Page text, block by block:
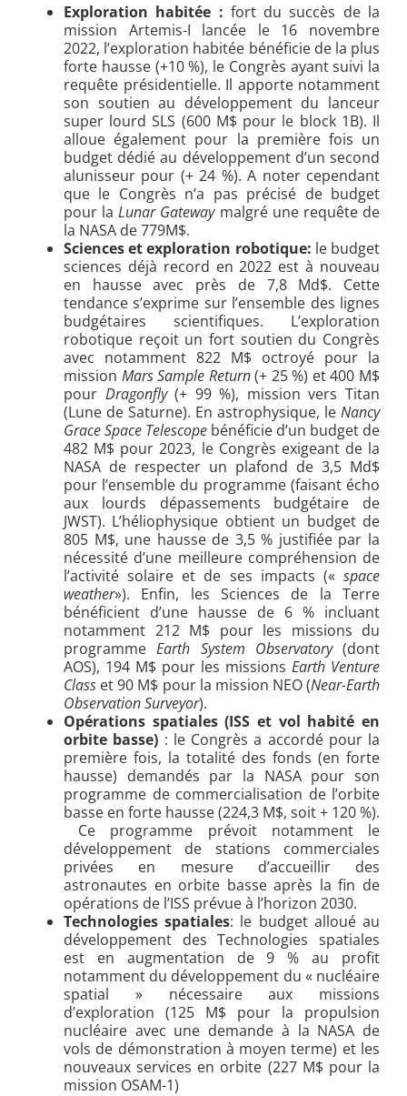
Exploration habitée : fort du succès de la
mission Artemis-I lancée le 16 novembre
2022, l’exploration habitée bénéficie de la plus
forte hausse (+10 %), le Congrès ayant suivi la
requête présidentielle. Il apporte notamment
son soutien au développement du lanceur
super lourd SLS (600 M$ pour le block 1B). Il
alloue également pour la première fois un
budget dédié au développement d’un second
alunisseur pour (+ 24 %). A noter cependant
que le Congrès n’a pas précisé de budget
pour laLunar Gatewaymalgré une requête de
la NASA de 779M$.
Sciences et exploration robotique: le budget
sciences déjà record en 2022 est à nouveau
en hausse avec près de 7,8 Md$. Cette
tendance s’exprime sur l’ensemble des lignes
budgétaires scientifiques. L’exploration
robotique reçoit un fort soutien du Congrès
avec notamment 822 M$ octroyé pour la
mission Mars Sample Return(+ 25 %) et 400 M$
pour Dragonfly(+ 99 %), mission vers Titan
(Lune de Saturne). En astrophysique, le Nancy
Grace Space Telescope bénéficie d’un budget de
482 M$ pour 2023, le Congrès exigeant de la
NASA de respecter un plafond de 3,5 Md$
pour l’ensemble du programme (faisant écho
aux lourds dépassements budgétaire de
JWST). L’héliophysique obtient un budget de
805 M$, une hausse de 3,5 % justifiée par la
nécessité d’une meilleure compréhension de
l’activité solaire et de ses impacts (« space
weather»). Enfin, les Sciences de la Terre
bénéficient d’une hausse de 6 % incluant
notamment 212 M$ pour les missions du
programmeEarth System Observatory(dont
AOS), 194 M$ pour les missions Earth Venture
Class et 90 M$ pour la mission NEO (Near-Earth
Observation Surveyor).
Opérations spatiales (ISS et vol habité en
orbite basse) : le Congrès a accordé pour la
première fois, la totalité des fonds (en forte
hausse) demandés par la NASA pour son
programme de commercialisation de l’orbite
basse en forte hausse (224,3 M$, soit + 120 %).
Ce programme prévoit notamment le
développement de stations commerciales
privées en mesure d’accueillir des
astronautes en orbite basse après la fin de
opérations de l’ISS prévue à l’horizon 2030.
Technologies spatiales: le budget alloué au
développement des Technologies spatiales
est en augmentation de 9 % au profit
notamment du développement du « nucléaire
spatial » nécessaire aux missions
d’exploration (125 M$ pour la propulsion
nucléaire avec une demande à la NASA de
vols de démonstration à moyen terme) et les
nouveaux services en orbite (227 M$ pour la
mission OSAM-1)